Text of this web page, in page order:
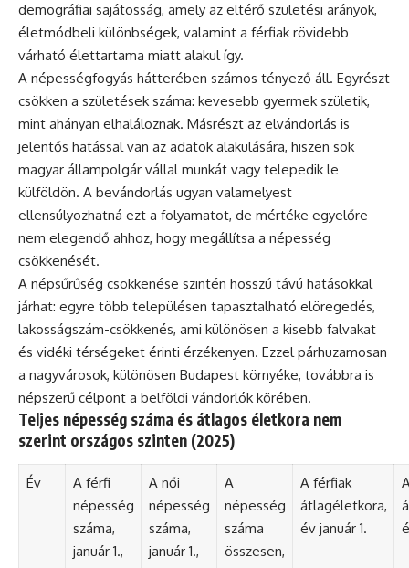
demográfiai sajátosság, amely az eltérő születési arányok,
életmódbeli különbségek, valamint a férfiak rövidebb
várható élettartama miatt alakul így.
A népességfogyás hátterében számos tényező áll. Egyrészt
csökken a születések száma: kevesebb gyermek születik,
mint ahányan elhaláloznak. Másrészt az elvándorlás is
jelentős hatással van az adatok alakulására, hiszen sok
magyar állampolgár vállal munkát vagy telepedik le
külföldön. A bevándorlás ugyan valamelyest
ellensúlyozhatná ezt a folyamatot, de mértéke egyelőre
nem elegendő ahhoz, hogy megállítsa a népesség
csökkenését.
A népsűrűség csökkenése szintén hosszú távú hatásokkal
járhat: egyre több településen tapasztalható elöregedés,
lakosságszám-csökkenés, ami különösen a kisebb falvakat
és vidéki térségeket érinti érzékenyen. Ezzel párhuzamosan
a nagyvárosok, különösen Budapest környéke, továbbra is
népszerű célpont a belföldi vándorlók körében.
Teljes népesség száma és átlagos életkora nem
szerint országos szinten (2025)
Év
A férfi
népesség
száma,
január 1.,
A női
népesség
száma,
január 1.,
A
népesség
száma
összesen,
A férfiak
átlagéletkora,
év január 1.